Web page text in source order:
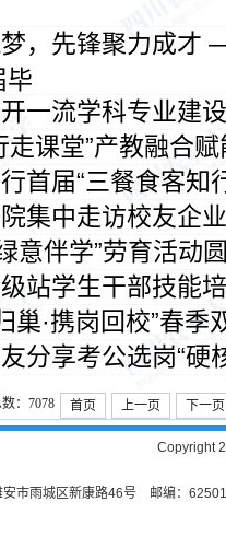
，先锋聚力成
毕
一流学科专业建
走课堂”产教融合
首届“三餐食客知
集中走访校友企
意伴学”劳育活动
站学生干部技能
巢·携岗回校”春季
分享考公选岗“硬
：7078 首页 上一页 下一页
Copyright
安市雨城区新康路46号 邮编：